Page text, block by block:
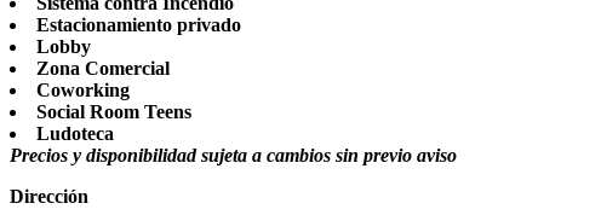
Estacionamiento privado
Lobby
Zona Comercial
Coworking
Social Room Teens
Ludoteca
Precios y disponibilidad sujeta a cambios sin previo aviso
Dirección